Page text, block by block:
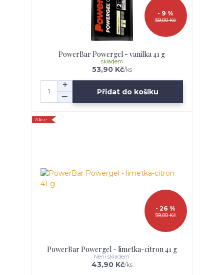
59,00 Kč
- 9 %
PowerBar Powergel - vanilka 41 g
53,90 Kč/ks
skladem
Přidat do košíku
Akce
59,00 Kč
- 26 %
PowerBar Powergel - limetka-citron 41 g
43,90 Kč/ks
Není skladem